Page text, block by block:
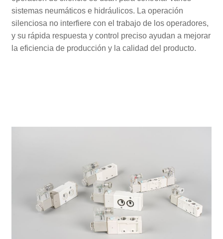
sistemas neumáticos e hidráulicos. La operación
silenciosa no interfiere con el trabajo de los operadores,
y su rápida respuesta y control preciso ayudan a mejorar
la eficiencia de producción y la calidad del producto.